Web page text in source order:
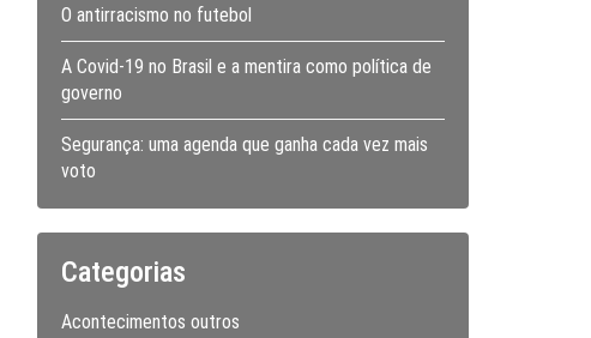
O antirracismo no futebol
A Covid-19 no Brasil e a mentira como política de
governo
Segurança: uma agenda que ganha cada vez mais
voto
Categorias
Acontecimentos outros